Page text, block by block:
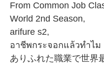
From Common Job
World 2nd Season,
arifure s2,
อาชีพกระจอกแล้วทำไม
ありふれた職業で世界